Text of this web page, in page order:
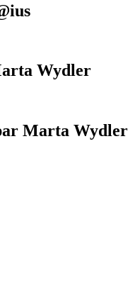
Wydler
Marta Wydler